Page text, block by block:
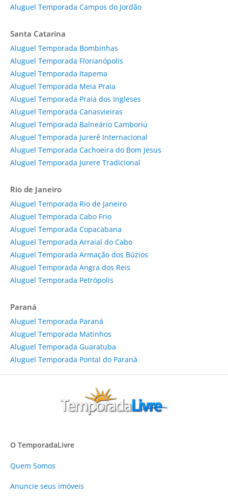
Aluguel Temporada Campos do Jordão
Santa Catarina
Aluguel Temporada Bombinhas
Aluguel Temporada Florianópolis
Aluguel Temporada Itapema
Aluguel Temporada Meia Praia
Aluguel Temporada Praia dos Ingleses
Aluguel Temporada Canasvieiras
Aluguel Temporada Balneário Camboriú
Aluguel Temporada Jurerê Internacional
Aluguel Temporada Cachoeira do Bom Jesus
Aluguel Temporada Jurere Tradicional
Rio de Janeiro
Aluguel Temporada Rio de Janeiro
Aluguel Temporada Cabo Frio
Aluguel Temporada Copacabana
Aluguel Temporada Arraial do Cabo
Aluguel Temporada Armação dos Búzios
Aluguel Temporada Angra dos Reis
Aluguel Temporada Petrópolis
Paraná
Aluguel Temporada Paraná
Aluguel Temporada Matinhos
Aluguel Temporada Guaratuba
Aluguel Temporada Pontal do Paraná
O TemporadaLivre
Quem Somos
Anuncie seus imóveis